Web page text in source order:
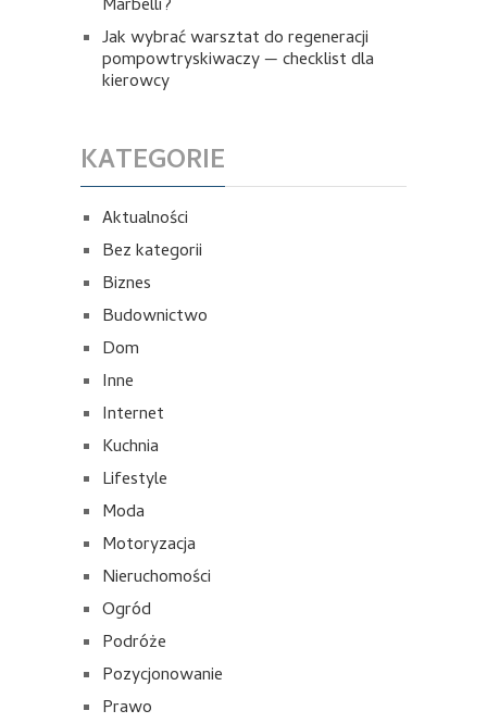
Marbelli?
Jak wybrać warsztat do regeneracji
pompowtryskiwaczy — checklist dla
kierowcy
KATEGORIE
Aktualności
Bez kategorii
Biznes
Budownictwo
Dom
Inne
Internet
Kuchnia
Lifestyle
Moda
Motoryzacja
Nieruchomości
Ogród
Podróże
Pozycjonowanie
Prawo